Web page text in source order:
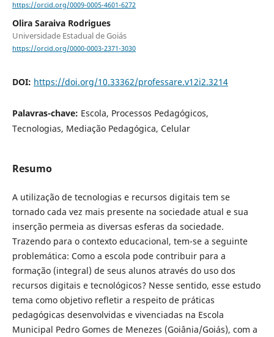
https://orcid.org/0009-0005-4601-6272
Olira Saraiva Rodrigues
Universidade Estadual de Goiás
https://orcid.org/0000-0003-2371-3030
DOI: https://doi.org/10.33362/professare.v12i2.3214
Palavras-chave: Escola, Processos Pedagógicos,
Tecnologias, Mediação Pedagógica, Celular
Resumo
A utilização de tecnologias e recursos digitais tem se
tornado cada vez mais presente na sociedade atual e sua
inserção permeia as diversas esferas da sociedade.
Trazendo para o contexto educacional, tem-se a seguinte
problemática: Como a escola pode contribuir para a
formação (integral) de seus alunos através do uso dos
recursos digitais e tecnológicos? Nesse sentido, esse estudo
tema como objetivo refletir a respeito de práticas
pedagógicas desenvolvidas e vivenciadas na Escola
Municipal Pedro Gomes de Menezes (Goiânia/Goiás), com a